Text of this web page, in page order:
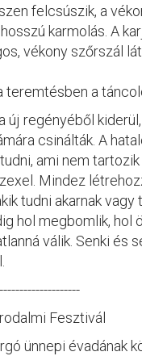
felcsúszik, a
karmolás. A
vékony szőrszál
teremtésben a
új regényéből
csinálták. A
ami nem
Mindez
tudni akarnak vagy
hol megbomlik, hol
válik. Senki és
Fesztivál
ünnepi évadának